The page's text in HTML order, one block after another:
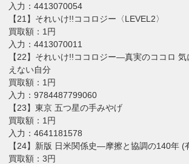
入力：4413070054
【21】それいけ!!ココロジー〈LEVEL2〉
買取額：1円
入力：4413070011
【22】それいけ!!ココロジー―真実のココロ
えない自分
買取額：1円
入力：9784487799060
【23】東京 五つ星の手みやげ
買取額：1円
入力：4641181578
【24】新版 日米関係史―摩擦と協調の140年 (
買取額：3円